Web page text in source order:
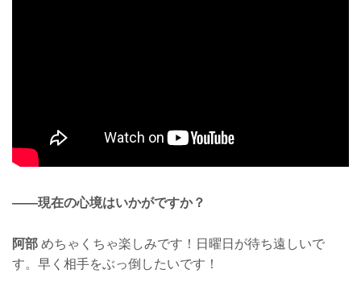
——現在の心境はいかがですか？
阿部 めちゃくちゃ楽しみです！日曜日が待ち遠しいで
す。早く相手をぶっ倒したいです！